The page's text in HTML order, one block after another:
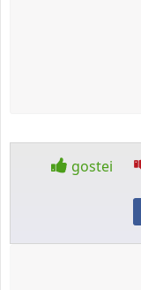
gostei